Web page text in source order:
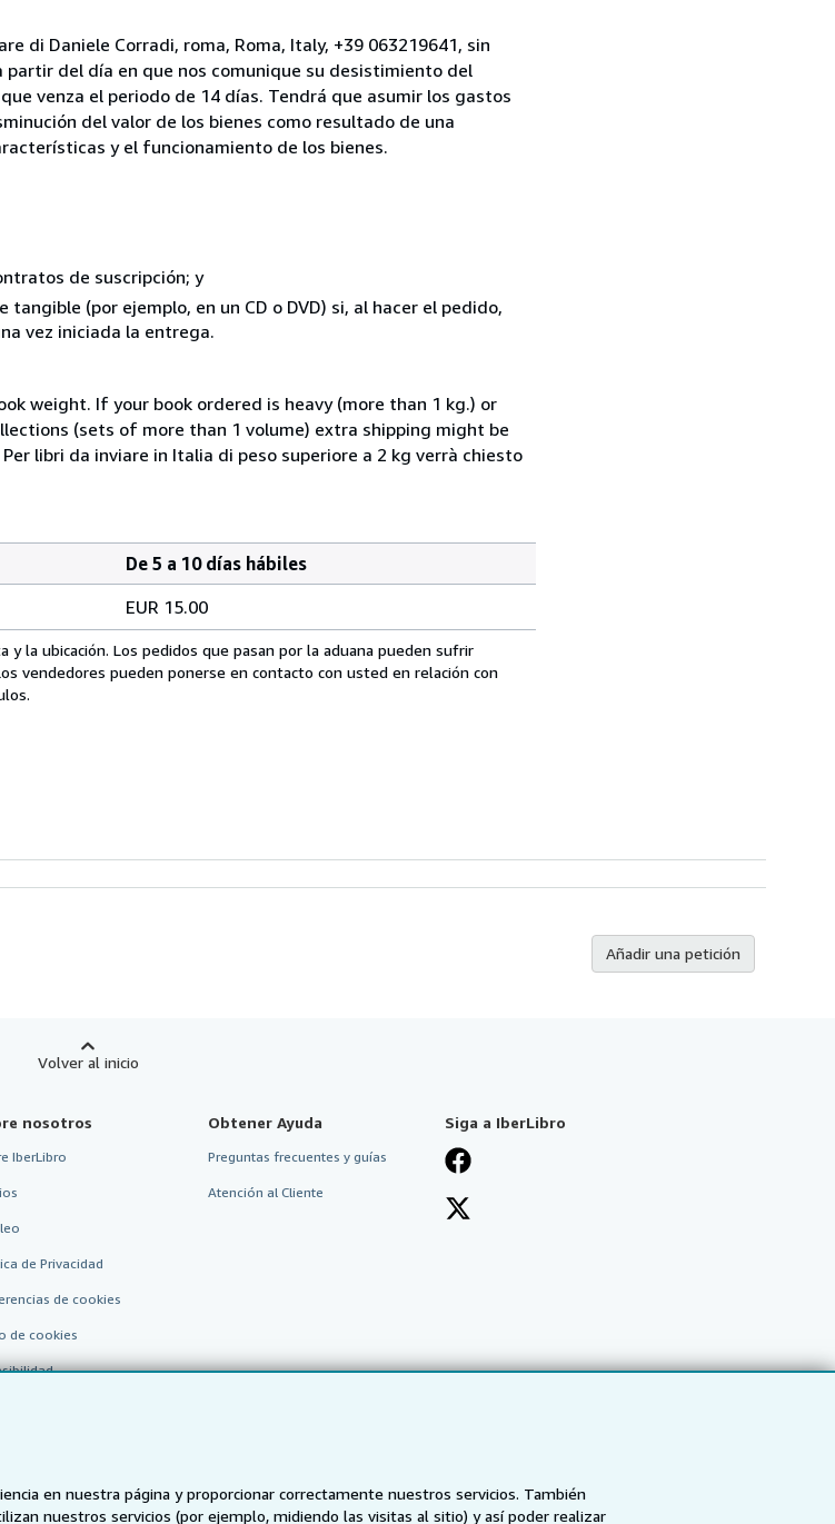
en nuestra página y proporcionar correctamente nuestros servicios. También
nuestros servicios (por ejemplo, midiendo las visitas al sitio) y así poder realizar
di Daniele Corradi, roma, Roma, Italy, +39 063219641, sin
partir del día en que nos comunique su desistimiento del
venza el periodo de 14 días. Tendrá que asumir los gastos
del valor de los bienes como resultado de una
y el funcionamiento de los bienes.
de suscripción; y
(por ejemplo, en un CD o DVD) si, al hacer el pedido,
vez iniciada la entrega.
weight. If your book ordered is heavy (more than 1 kg.) or
(sets of more than 1 volume) extra shipping might be
libri da inviare in Italia di peso superiore a 2 kg verrà chiesto
De 5 a 10 días hábiles
EUR 15.00
la ubicación. Los pedidos que pasan por la aduana pueden sufrir
vendedores pueden ponerse en contacto con usted en relación con
Añadir una petición
Volver al inicio
nosotros
IberLibro
de Privacidad
de cookies
de cookies
Obtener Ayuda
Preguntas frecuentes y guías
Atención al Cliente
Siga a IberLibro